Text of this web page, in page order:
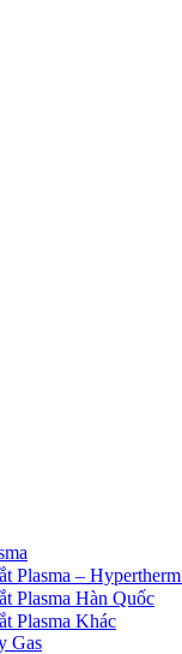
Plasma –
Plasma Hàn Quốc
Plasma Khác
Gas